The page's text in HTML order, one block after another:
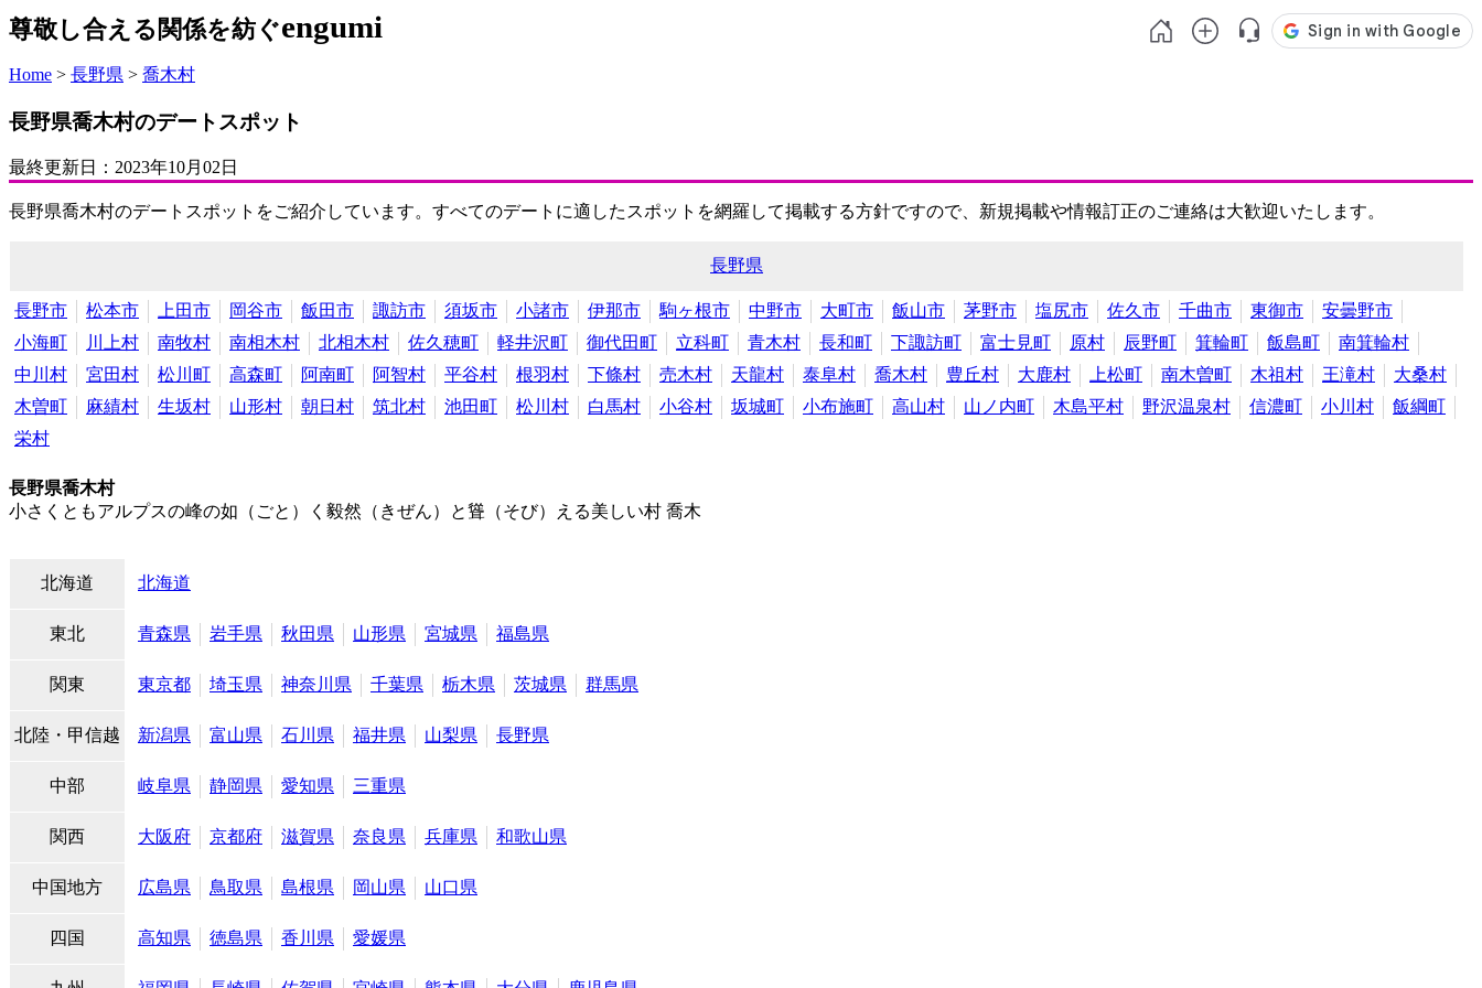
尊敬し合える関係を紡ぐengumi
Home > 長野県 > 喬木村
長野県喬木村のデートスポット
最終更新日： 2023年10月02日
長野県喬木村のデートスポットをご紹介しています。すべてのデートに適したスポットを網羅して掲載する方針ですので、新規掲載や情報訂正のご連絡は大歓迎いたします。
長野県
長野市 松本市 上田市 岡谷市 飯田市 諏訪市 須坂市 小諸市 伊那市 駒ヶ根市 中野市 大町市 飯山市 茅野市 塩尻市 佐久市 千曲市 東御市
安曇野市
小海町
川上村 南牧村 南相木村 北相木村 佐久穂町 軽井沢町 御代田町 立科町 青木村 長和町 下諏訪町 富士見町 原村 辰野町 箕輪町 飯島町
南箕輪村
中川村
宮田村 松川町 高森町 阿南町 阿智村 平谷村 根羽村 下條村 売木村 天龍村 泰阜村 喬木村 豊丘村 大鹿村 上松町 南木曽町 木祖村 王滝村
大桑村
木曽町
麻績村 生坂村 山形村 朝日村 筑北村 池田町 松川村 白馬村 小谷村 坂城町 小布施町 高山村 山ノ内町 木島平村 野沢温泉村 信濃町 小川村
飯綱町
栄村
長野県喬木村
小さくともアルプスの峰の如（ごと）く毅然（きぜん）と聳（そび）える美しい村 喬木
北海道 北海道
東北 青森県 岩手県 秋田県 山形県 宮城県 福島県
関東 東京都 埼玉県 神奈川県 千葉県 栃木県 茨城県 群馬県
北陸・甲信越 新潟県 富山県 石川県 福井県 山梨県 長野県
中部 岐阜県 静岡県 愛知県 三重県
関西 大阪府 京都府 滋賀県 奈良県 兵庫県 和歌山県
中国地方 広島県 鳥取県 島根県 岡山県 山口県
四国 高知県 徳島県 香川県 愛媛県